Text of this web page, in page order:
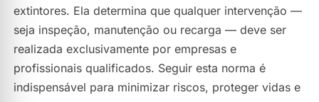
extintores. Ela determina que qualquer intervenção —
seja inspeção, manutenção ou recarga — deve ser
realizada exclusivamente por empresas e
profissionais qualificados. Seguir esta norma é
indispensável para minimizar riscos, proteger vidas e